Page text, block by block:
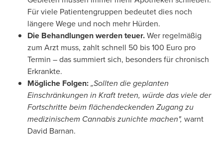
Für viele Patientengruppen bedeutet dies noch
längere Wege und noch mehr Hürden.
Die Behandlungen werden teuer.Wer regelmäßig
zum Arzt muss, zahlt schnell 50 bis100 Euro pro
Termin – das summiert sich, besonders für chronisch
Erkrankte.
Mögliche Folgen:„Sollten die geplanten
Einschränkungen in Kraft treten, würde das viele der
Fortschritte beim flächendeckenden Zugang zu
medizinischem Cannabis zunichte machen", warnt
David Barnan.